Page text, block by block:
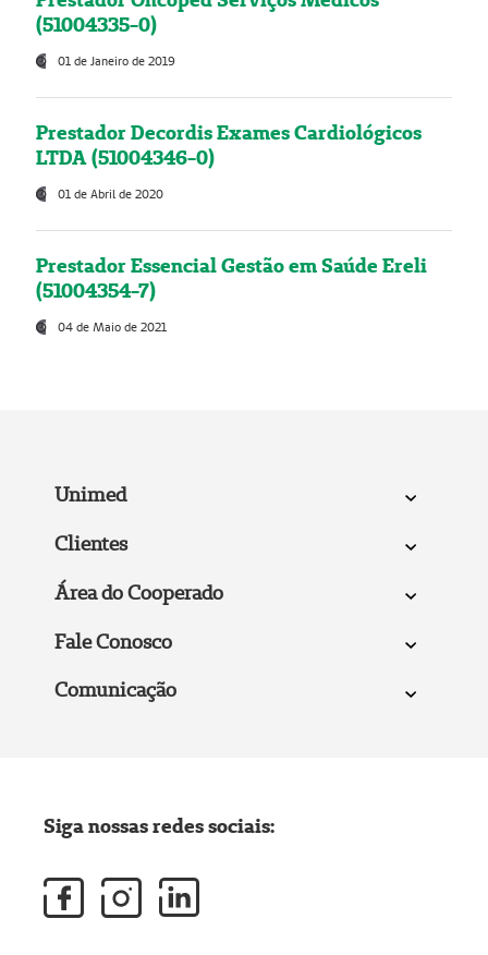
(51004335-0)
01 de Janeiro de 2019
Prestador Decordis Exames Cardiológicos
LTDA (51004346-0)
01 de Abril de 2020
Prestador Essencial Gestão em Saúde Ereli
(51004354-7)
04 de Maio de 2021
Unimed
Clientes
Área do Cooperado
Fale Conosco
Comunicação
Siga nossas redes sociais: